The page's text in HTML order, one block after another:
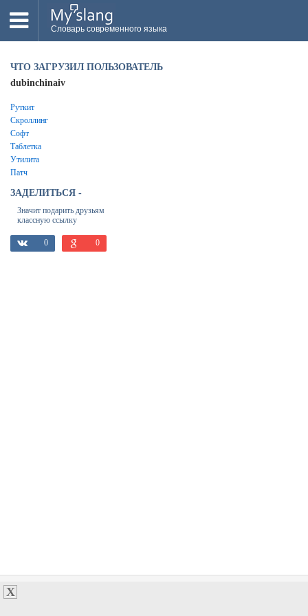
Словарь современного языка
НОВОЕ
ПОПУЛЯРНОЕ
ПРОВЕРИТЬ ЗНАНИЯ
ДОБАВИТЬ СЛОВО
ПРОСВЕТИТЕЛИ
ВОЙТИ
ЧТО ЗАГРУЗИЛ ПОЛЬЗОВАТЕЛЬ
dubinchinaiv
Руткит
Скроллинг
Софт
Таблетка
Утилита
Патч
ЗАДЕЛИТЬСЯ -
Значит подарить друзьям
классную ссылку